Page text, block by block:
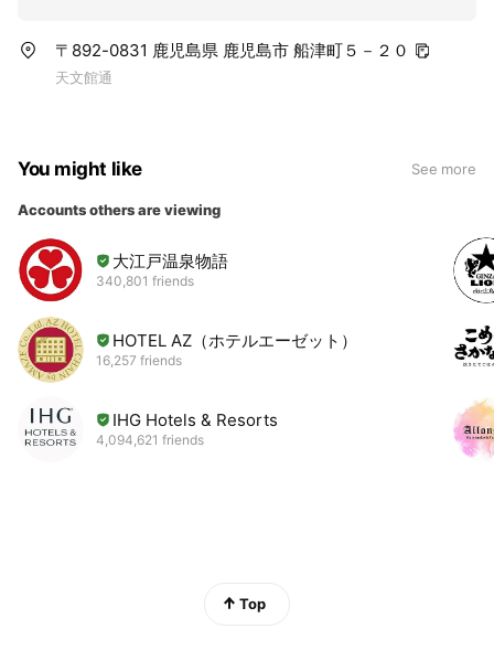
〒892-0831 鹿児島県 鹿児島市 船津町５－２０
天文館通
You might like See more
Accounts others are viewing
大江戸温泉物語
340,801 friends
HOTEL AZ（ホテルエーゼット）
16,257 friends
IHG Hotels & Resorts
4,094,621 friends
Top